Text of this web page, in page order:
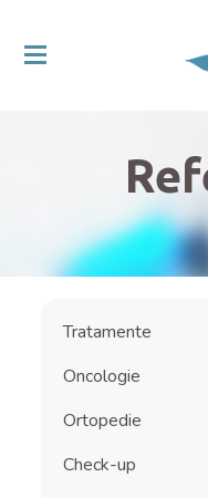
Tratamente
Oncologie
Ortopedie
Check-up